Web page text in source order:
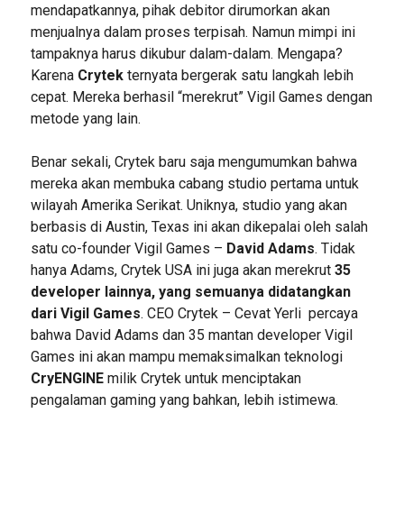
mendapatkannya, pihak debitor dirumorkan akan
menjualnya dalam proses terpisah. Namun mimpi ini
tampaknya harus dikubur dalam-dalam. Mengapa?
KarenaCrytekternyata bergerak satu langkah lebih
cepat. Mereka berhasil “merekrut” Vigil Games dengan
metode yang lain.
Benar sekali, Crytek baru saja mengumumkan bahwa
mereka akan membuka cabang studio pertama untuk
wilayah Amerika Serikat. Uniknya, studio yang akan
berbasis di Austin, Texas ini akan dikepalai oleh salah
satu co-founder Vigil Games – David Adams. Tidak
hanya Adams, Crytek USA ini juga akan merekrut 35
developer lainnya, yang semuanya didatangkan
dari Vigil Games. CEO Crytek – Cevat Yerli percaya
bahwa David Adams dan 35 mantan developer Vigil
Games ini akan mampu memaksimalkan teknologi
CryENGINEmilik Crytek untuk menciptakan
pengalaman gaming yang bahkan, lebih istimewa.